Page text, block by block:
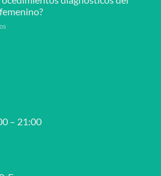
femenino?
Síndrome
Uretral
femenino?
– 21:00